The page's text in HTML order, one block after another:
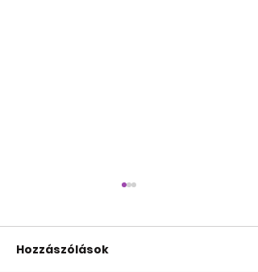
Hozzászólások